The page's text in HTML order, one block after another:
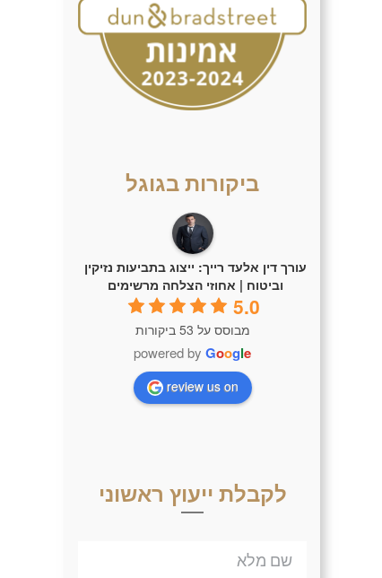
ביקורות בגוגל
עורך דין אלעד רייך: ייצוג בתביעות נזיקין
וביטוח | אחוזי הצלחה מרשימים
5.0
מבוסס על 53 ביקורות
powered by Google
review us on
לקבלת ייעוץ ראשוני